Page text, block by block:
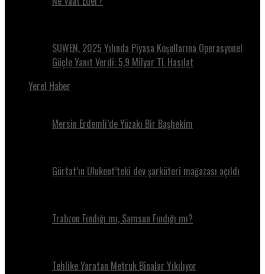
SUWEN, 2025 Yılında Piyasa Koşullarına Operasyonel
Güçle Yanıt Verdi: 5,9 Milyar TL Hasılat
Yerel Haber
Mersin Erdemli’de Yüzakı Bir Başhekim
Gürtat’ın Ulukent’teki dev şarküteri mağazası açıldı
Trabzon Fındığı mı, Samsun Fındığı mı?
Tehlike Yaratan Metruk Binalar Yıkılıyor